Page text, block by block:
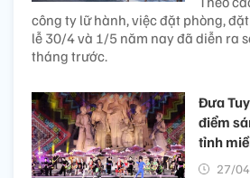
công ty lữ hành, việc đặt phòng,
lễ 30/4 và 1/5 năm nay đã diễn ra
tháng trước.
Đưa
điểm
tỉnh
27/